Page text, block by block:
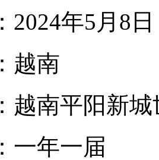
：2024年5月8
：越南
：越南平阳新
：一年一届